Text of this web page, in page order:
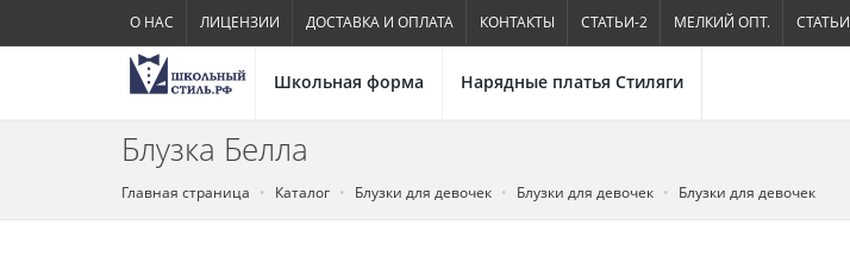
О НАС ЛИЦЕНЗИИ ДОСТАВКА И ОПЛАТА КОНТАКТЫ СТАТЬИ-2 МЕЛКИЙ ОПТ. СТАТЬИ
Школьная форма Нарядные платья Стиляги
Блузка Белла
Главная страница Каталог Блузки для девочек Блузки для девочек Блузки для девочек